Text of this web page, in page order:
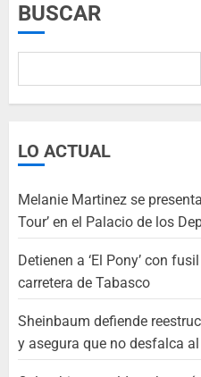
BUSCAR
LO ACTUAL
Melanie Martinez se
Tour’ en el Palacio de los
Detienen a ‘El Pony’ con
carretera de Tabasco
Sheinbaum defiende
y asegura que no desfalca